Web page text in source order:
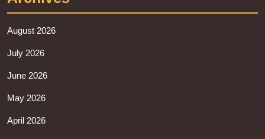
August 2026
July 2026
June 2026
May 2026
April 2026